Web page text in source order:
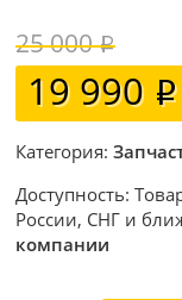
25 000
19 990
Категория:
Доступность:
России, СНГ и
компании